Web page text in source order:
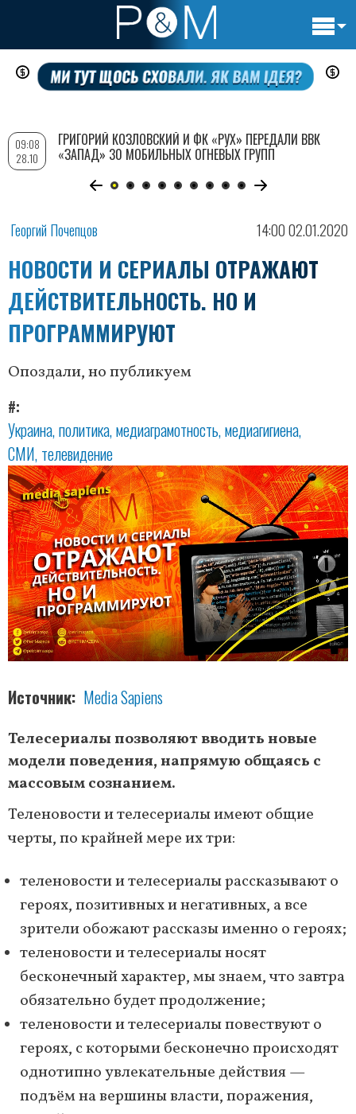
Перейти
содержанию
Георгий Почепцов 14:00 02.01.2020
НОВОСТИ И СЕРИАЛЫ ОТРАЖАЮТ
ДЕЙСТВИТЕЛЬНОСТЬ. НО И
ПРОГРАММИРУЮТ
Опоздали, но публикуем
#
Украина политика медиаграмотность медиагигиена
СМИ телевидение
Источник Media Sapiens
Телесериалы позволяют вводить новые
модели поведения, напрямую общаясь с
массовым сознанием.
Теленовости и телесериалы имеют общие
черты, по крайней мере их три:
теленовости и телесериалы рассказывают о
героях, позитивных и негативных, а все
зрители обожают рассказы именно о героях;
теленовости и телесериалы носят
бесконечный характер, мы знаем, что завтра
обязательно будет продолжение;
теленовости и телесериалы повествуют о
героях, с которыми бесконечно происходят
однотипно увлекательные действия —
подъём на вершины власти, поражения,
09:08
28.10
ГРИГОРИЙ КОЗЛОВСКИЙ И ФК «РУХ» ПЕРЕДАЛИ ВВК
«ЗАПАД» 30 МОБИЛЬНЫХ ОГНЕВЫХ ГРУПП